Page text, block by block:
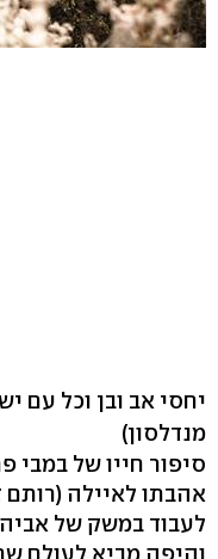
יחסי אב ובן וכל עם
מנדלסון)
סיפור חייו של במבי
אהבתו לאיילה
לעבוד במשק של אביה
והיפה מביא לעולם